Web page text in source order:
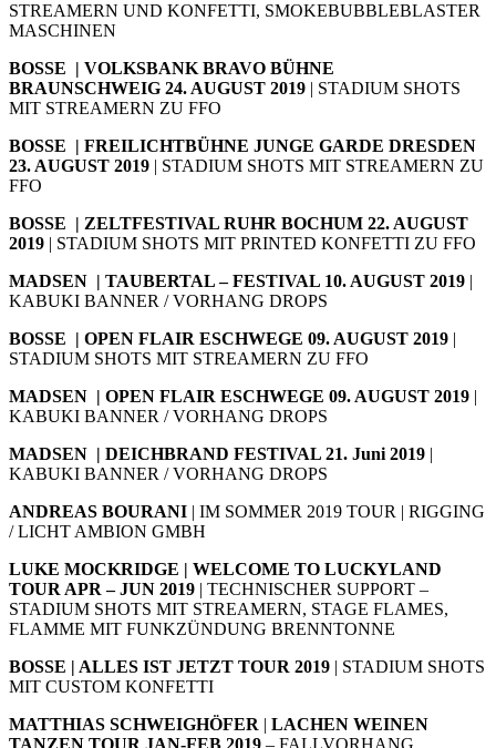
STREAMERN UND KONFETTI, SMOKEBUBBLEBLASTER
MASCHINEN
BOSSE | VOLKSBANK BRAVO BÜHNE
BRAUNSCHWEIG 24. AUGUST 2019 | STADIUM SHOTS
MIT STREAMERN ZU FFO
BOSSE | FREILICHTBÜHNE JUNGE GARDE DRESDEN
23. AUGUST 2019 | STADIUM SHOTS MIT STREAMERN ZU
FFO
BOSSE | ZELTFESTIVAL RUHR BOCHUM 22. AUGUST
2019 | STADIUM SHOTS MIT PRINTED KONFETTI ZU FFO
MADSEN | TAUBERTAL – FESTIVAL 10. AUGUST 2019 |
KABUKI BANNER / VORHANG DROPS
BOSSE | OPEN FLAIR ESCHWEGE 09. AUGUST 2019 |
STADIUM SHOTS MIT STREAMERN ZU FFO
MADSEN | OPEN FLAIR ESCHWEGE 09. AUGUST 2019 |
KABUKI BANNER / VORHANG DROPS
MADSEN | DEICHBRAND FESTIVAL 21. Juni 2019 |
KABUKI BANNER / VORHANG DROPS
ANDREAS BOURANI | IM SOMMER 2019 TOUR | RIGGING
/ LICHT AMBION GMBH
LUKE MOCKRIDGE | WELCOME TO LUCKYLAND
TOUR APR – JUN 2019 | TECHNISCHER SUPPORT –
STADIUM SHOTS MIT STREAMERN, STAGE FLAMES,
FLAMME MIT FUNKZÜNDUNG BRENNTONNE
BOSSE | ALLES IST JETZT TOUR 2019 | STADIUM SHOTS
MIT CUSTOM KONFETTI
MATTHIAS SCHWEIGHÖFER | LACHEN WEINEN
TANZEN TOUR JAN-FEB 2019 – FALLVORHANG